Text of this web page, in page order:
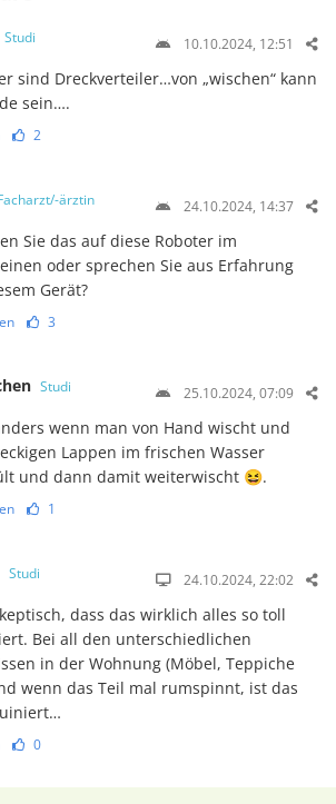
Studi 10.10.2024, 12:51
sind Dreckverteiler…von „wischen“ kann
sein….
2
ärztin 24.10.2024, 14:37
Sie das auf diese Roboter im
oder sprechen Sie aus Erfahrung
Gerät?
3
Studi 25.10.2024, 07:09
wenn man von Hand wischt und
Lappen im frischen Wasser
und dann damit weiterwischt 😆.
1
Studi 24.10.2024, 22:02
dass das wirklich alles so toll
Bei all den unterschiedlichen
in der Wohnung (Möbel, Teppiche
wenn das Teil mal rumspinnt, ist das
0